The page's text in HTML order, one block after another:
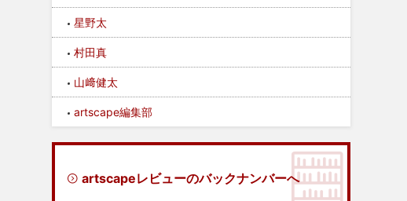
星野太
村田真
山﨑健太
artscape編集部
artscapeレビューのバックナンバーへ